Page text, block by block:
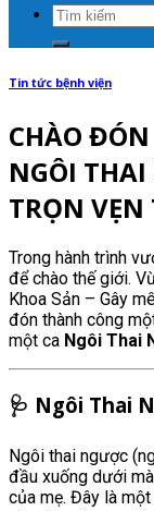
Tin tức bệnh viện
CHÀO
NGÔI
TRỌN VẸN
Trong hành trình
để chào thế giới.
Khoa Sản – Gây
đón thành công
một ca Ngôi Thai
🩺 Ngôi Thai
Ngôi thai ngược
đầu xuống dưới
của mẹ. Đây là